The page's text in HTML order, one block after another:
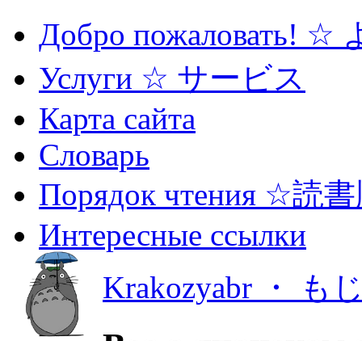
Добро пожаловать! ☆
Услуги ☆ サービス
Карта сайта
Словарь
Порядок чтения ☆読
Интересные ссылки
Krakozyabr ・ も